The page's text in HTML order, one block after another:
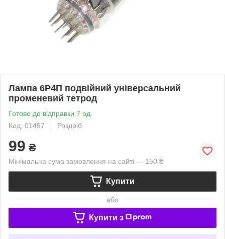
Лампа 6Р4П подвійний універсальний
променевий тетрод
Готово до відправки 7 од.
Код: 01457
Роздріб
99 ₴
Мінімальна сума замовлення на сайті — 150 ₴
Купити
або
Купити з